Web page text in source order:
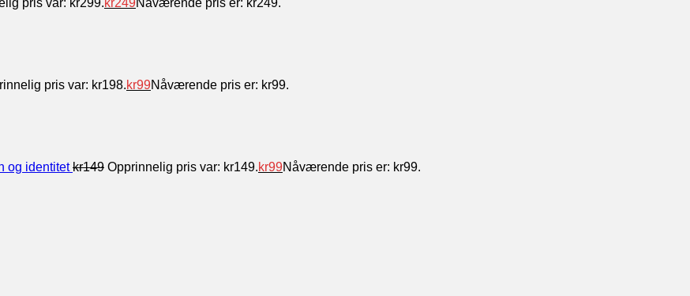
pris var: kr198.kr99Nåværende pris er: kr99.
og identitet kr149 Opprinnelig pris var: kr149.kr99Nåværende pris er: kr99.